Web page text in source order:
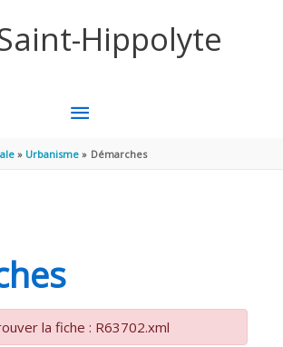
Hippolyte
MENU
PRINCIPAL
Urbanisme Démarches
la fiche : R63702.xml